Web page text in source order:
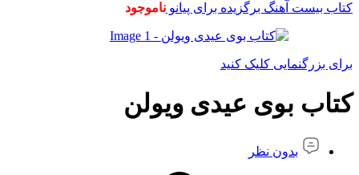
کتاب بیست آهنگ برگزیده برای پیانو ناموجود
برای بزرگنمایی کلیک کنید
کتاب بوی عیدی ویولن
بدون نظر